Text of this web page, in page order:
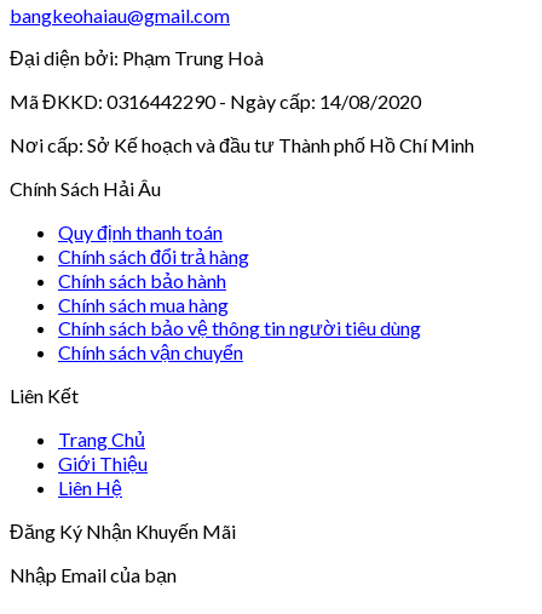
bangkeohaiau@gmail.com
Đại diện bởi: Phạm Trung Hoà
Mã ĐKKD: 0316442290 - Ngày cấp: 14/08/2020
Nơi cấp: Sở Kế hoạch và đầu tư Thành phố Hồ Chí Minh
Chính Sách Hải Âu
Quy định thanh toán
Chính sách đổi trả hàng
Chính sách bảo hành
Chính sách mua hàng
Chính sách bảo vệ thông tin người tiêu dùng
Chính sách vận chuyển
Liên Kết
Trang Chủ
Giới Thiệu
Liên Hệ
Đăng Ký Nhận Khuyến Mãi
Nhập Email của bạn